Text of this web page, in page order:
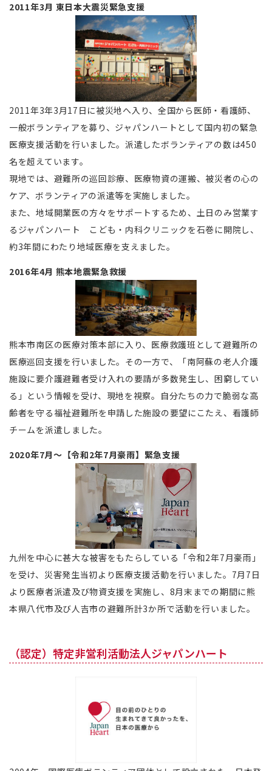
2011年3月 東日本大震災緊急支援
2011年3年3月17日に被災地へ入り、全国から医師・看護師、
一般ボランティアを募り、ジャパンハートとして国内初の緊急
医療支援活動を行いました。派遣したボランティアの数は450
名を超えています。
現地では、避難所の巡回診療、医療物資の運搬、被災者の心の
ケア、ボランティアの派遣等を実施しました。
また、地域開業医の方々をサポートするため、土日のみ営業す
るジャパンハート こども・内科クリニックを石巻に開院し、
約3年間にわたり地域医療を支えました。
2016年4月 熊本地震緊急救援
熊本市南区の医療対策本部に入り、医療救護班として避難所の
医療巡回支援を行いました。その一方で、「南阿蘇の老人介護
施設に要介護避難者受け入れの要請が多数発生し、困窮してい
る」という情報を受け、現地を視察。自分たちの力で脆弱な高
齢者を守る福祉避難所を申請した施設の要望にこたえ、看護師
チームを派遣しました。
2020年7月〜【令和2年7月豪雨】緊急支援
九州を中心に甚大な被害をもたらしている「令和2年7月豪雨」
を受け、災害発生当初より医療支援活動を行いました。7月7日
より医療者派遣及び物資支援を実施し、8月末までの期間に熊
本県八代市及び人吉市の避難所計3か所で活動を行いました。
（認定）特定非営利活動法人ジャパンハート